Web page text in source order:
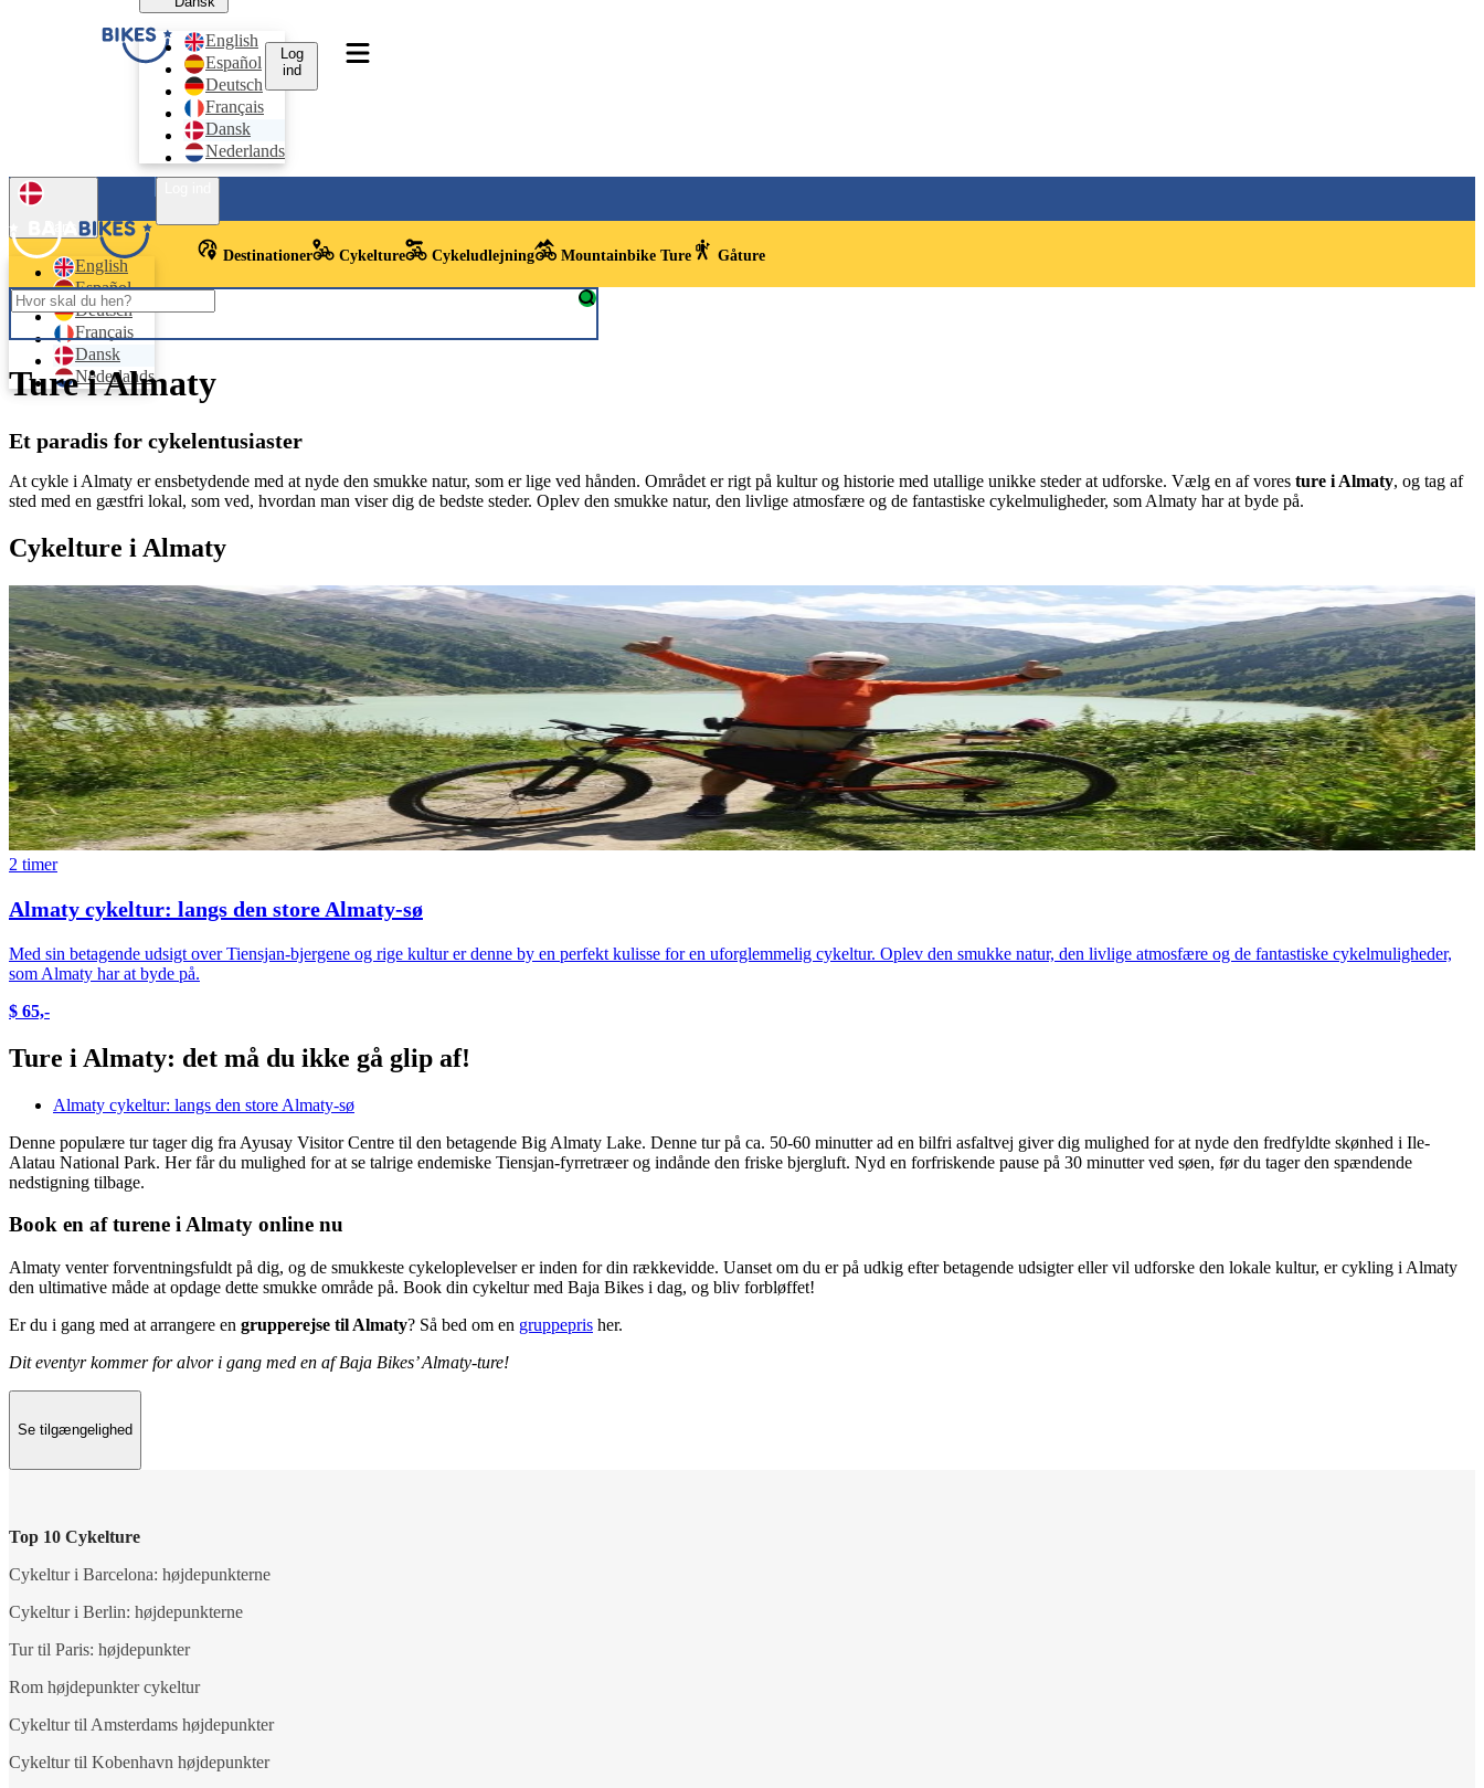
English
Español
Deutsch
Français
Dansk
Nederlands
Log
ind
Dansk
English
Español
Deutsch
Français
Dansk
Nederlands
Destinationer Cykelture Cykeludlejning Mountainbike Ture Gåture
Ture i Almaty
Et paradis for cykelentusiaster
At cykle i Almaty er ensbetydende med at nyde den smukke natur, som er lige ved hånden. Området er rigt på kultur og historie med utallige unikke steder at udforske. Vælg en af vores ture i Almaty, og tag af
sted med en gæstfri lokal, som ved, hvordan man viser dig de bedste steder. Oplev den smukke natur, den livlige atmosfære og de fantastiske cykelmuligheder, som Almaty har at byde på.
Cykelture i Almaty
2 timer
Almaty cykeltur: langs den store Almaty-sø
Med sin betagende udsigt over Tiensjan-bjergene og rige kultur er denne by en perfekt kulisse for en uforglemmelig cykeltur. Oplev den smukke natur, den livlige atmosfære og de fantastiske cykelmuligheder,
som Almaty har at byde på.
$ 65,-
Ture i Almaty: det må du ikke gå glip af!
Almaty cykeltur: langs den store Almaty-sø
Denne populære tur tager dig fra Ayusay Visitor Centre til den betagende Big Almaty Lake. Denne tur på ca. 50-60 minutter ad en bilfri asfaltvej giver dig mulighed for at nyde den fredfyldte skønhed i Ile-
Alatau National Park. Her får du mulighed for at se talrige endemiske Tiensjan-fyrretræer og indånde den friske bjergluft. Nyd en forfriskende pause på 30 minutter ved søen, før du tager den spændende
nedstigning tilbage.
Book en af turene i Almaty online nu
Almaty venter forventningsfuldt på dig, og de smukkeste cykeloplevelser er inden for din rækkevidde. Uanset om du er på udkig efter betagende udsigter eller vil udforske den lokale kultur, er cykling i Almaty
den ultimative måde at opdage dette smukke område på. Book din cykeltur med Baja Bikes i dag, og bliv forbløffet!
Er du i gang med at arrangere en grupperejse til Almaty? Så bed om en gruppepris her.
Dit eventyr kommer for alvor i gang med en af Baja Bikes’ Almaty-ture!
Se tilgængelighed
Top 10 Cykelture
Cykeltur i Barcelona: højdepunkterne
Cykeltur i Berlin: højdepunkterne
Tur til Paris: højdepunkter
Rom højdepunkter cykeltur
Cykeltur til Amsterdams højdepunkter
Cykeltur til Kobenhavn højdepunkter